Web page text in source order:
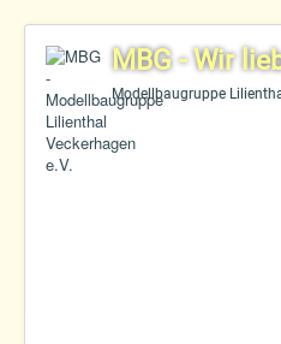
MBG - Wir
Modellbaugruppe